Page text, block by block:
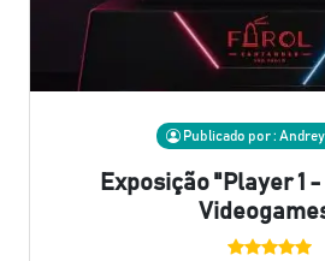
Publicado por :
Exposição "Player 1